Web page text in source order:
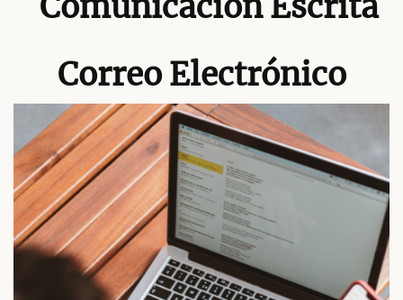
Comunicación Escrita
Correo Electrónico